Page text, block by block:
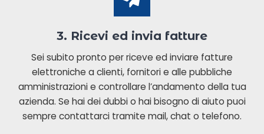
3. Ricevi ed invia fatture
Sei subito pronto per riceve ed inviare fatture
elettroniche a clienti, fornitori e alle pubbliche
amministrazioni e controllare l’andamento della tua
azienda. Se hai dei dubbi o hai bisogno di aiuto puoi
sempre contattarci tramite mail, chat o telefono.